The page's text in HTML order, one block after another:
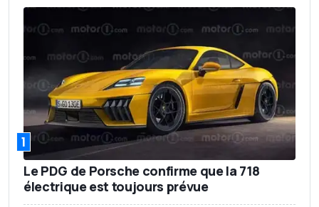
1
Le PDG de Porsche confirme que la 718
électrique est toujours prévue